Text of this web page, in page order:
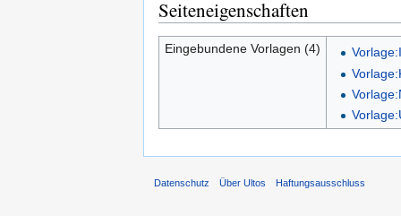
Seiteneigenschaften
Eingebundene Vorlagen (4)
Datenschutz Über Ultos Haftungsausschluss